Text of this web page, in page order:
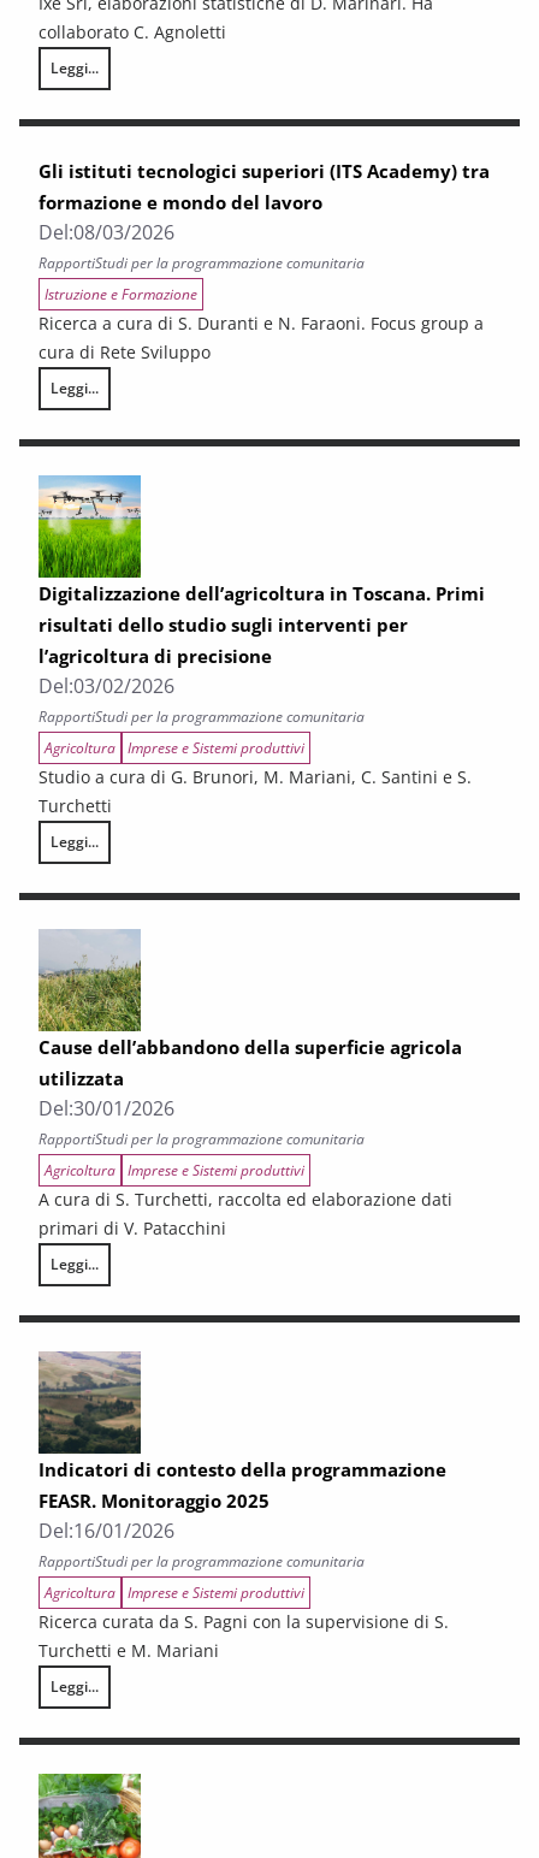
collaborato C. Agnoletti
Leggi...
Le ricadute sociali e territoriali dei processi di digitalizzazione dei
Gli istituti tecnologici superiori (ITS Academy) tra
formazione e mondo del lavoro
Del:08/03/2026
RapportiStudi per la programmazione comunitaria
Istruzione e Formazione
Ricerca a cura di S. Duranti e N. Faraoni. Focus group a
cura di Rete Sviluppo
Leggi...
Gli istituti tecnologici superiori (ITS Academy) tra formazione e mondo
Digitalizzazione dell’agricoltura in Toscana. Primi
risultati dello studio sugli interventi per
l’agricoltura di precisione
Del:03/02/2026
RapportiStudi per la programmazione comunitaria
Agricoltura Imprese e Sistemi produttivi
Studio a cura di G. Brunori, M. Mariani, C. Santini e S.
Turchetti
Leggi...
Digitalizzazione dell’agricoltura in Toscana. Primi risultati dello
Cause dell’abbandono della superficie agricola
utilizzata
Del:30/01/2026
RapportiStudi per la programmazione comunitaria
Agricoltura Imprese e Sistemi produttivi
A cura di S. Turchetti, raccolta ed elaborazione dati
primari di V. Patacchini
Leggi...
Cause dell’abbandono della superficie agricola utilizzata
Indicatori di contesto della programmazione
FEASR. Monitoraggio 2025
Del:16/01/2026
RapportiStudi per la programmazione comunitaria
Agricoltura Imprese e Sistemi produttivi
Ricerca curata da S. Pagni con la supervisione di S.
Turchetti e M. Mariani
Leggi...
Indicatori di contesto della programmazione FEASR. Monitoraggio 2025